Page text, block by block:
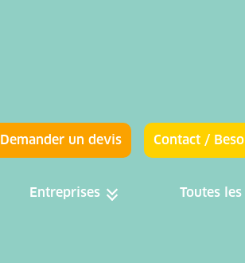
Demander un devis Contact /
Entreprises Toggle menu Toutes